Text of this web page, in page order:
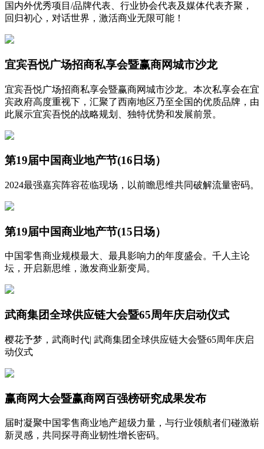
国内外优秀项目/品牌代表、行业协会代表及媒体代表齐聚，
回归初心，对话世界，激活商业无限可能！
宜宾吾悦广场招商私享会暨赢商网城市沙龙
宜宾吾悦广场招商私享会暨赢商网城市沙龙。本次私享会在宜
宾政府高度重视下，汇聚了西南地区乃至全国的优质品牌，由
此展示宜宾吾悦的战略规划、独特优势和发展前景。
第19届中国商业地产节(16日场）
2024最强嘉宾阵容莅临现场，以前瞻思维共同破解流量密码。
第19届中国商业地产节(15日场）
中国零售商业规模最大、最具影响力的年度盛会。千人主论
坛，开启新思维，激发商业新变局。
武商集团全球供应链大会暨65周年庆启动仪式
樱花予梦，武商时代| 武商集团全球供应链大会暨65周年庆启
动仪式
赢商网大会暨赢商网百强榜研究成果发布
届时凝聚中国零售商业地产超级力量，与行业领航者们碰激崭
新灵感，共同探寻商业韧性增长密码。